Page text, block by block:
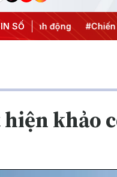
SỐ
động #Chiến dịch
hiện khảo